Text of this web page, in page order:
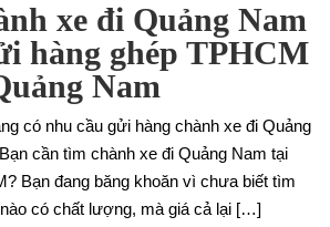
xe đi Quảng Nam
hàng ghép TPHCM
Nam
có nhu cầu gửi hàng chành xe đi Quảng
cần tìm chành xe đi Quảng Nam tại
Bạn đang băng khoăn vì chưa biết tìm
có chất lượng, mà giá cả lại […]